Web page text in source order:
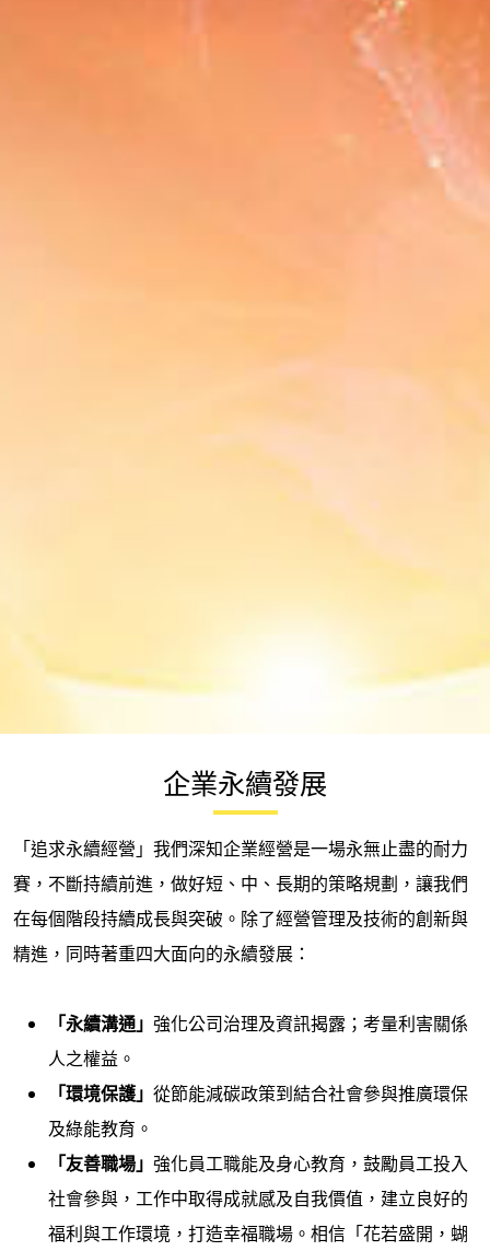
企業永續發展
「追求永續經營」我們深知企業經營是一場永無止盡的耐力
賽，不斷持續前進，做好短、中、長期的策略規劃，讓我們
在每個階段持續成長與突破。除了經營管理及技術的創新與
精進，同時著重四大面向的永續發展：
「永續溝通」 強化公司治理及資訊揭露；考量利害關係
人之權益。
「環境保護」 從節能減碳政策到結合社會參與推廣環保
及綠能教育。
「友善職場」 強化員工職能及身心教育，鼓勵員工投入
社會參與，工作中取得成就感及自我價值，建立良好的
福利與工作環境，打造幸福職場。相信「花若盛開，蝴